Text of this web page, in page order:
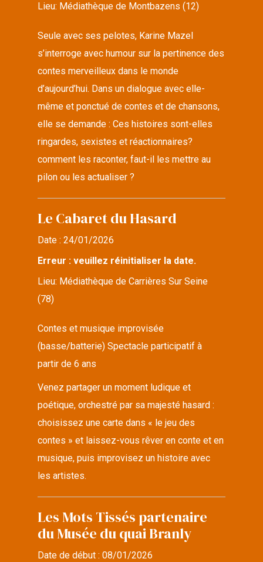
Lieu: Médiathèque de Montbazens (12)
Seule avec ses pelotes, Karine Mazel
s’interroge avec humour sur la pertinence des
contes merveilleux dans le monde
d’aujourd’hui. Dans un dialogue avec elle-
même et ponctué de contes et de chansons,
elle se demande : Ces histoires sont-elles
ringardes, sexistes et réactionnaires?
comment les raconter, faut-il les mettre au
pilon ou les actualiser ?
Le Cabaret du Hasard
Date :24/01/2026
Erreur : veuillez réinitialiser la date.
Lieu: Médiathèque de Carrières Sur Seine
(78)
Contes et musique improvisée
(basse/batterie) Spectacle participatif à
partir de 6 ans
Venez partager un moment ludique et
poétique, orchestré par sa majesté hasard :
choisissez une carte dans « le jeu des
contes » et laissez-vous rêver en conte et en
musique, puis improvisez un histoire avec
les artistes.
Les Mots Tissés partenaire
du Musée du quai Branly
Date de début :08/01/2026